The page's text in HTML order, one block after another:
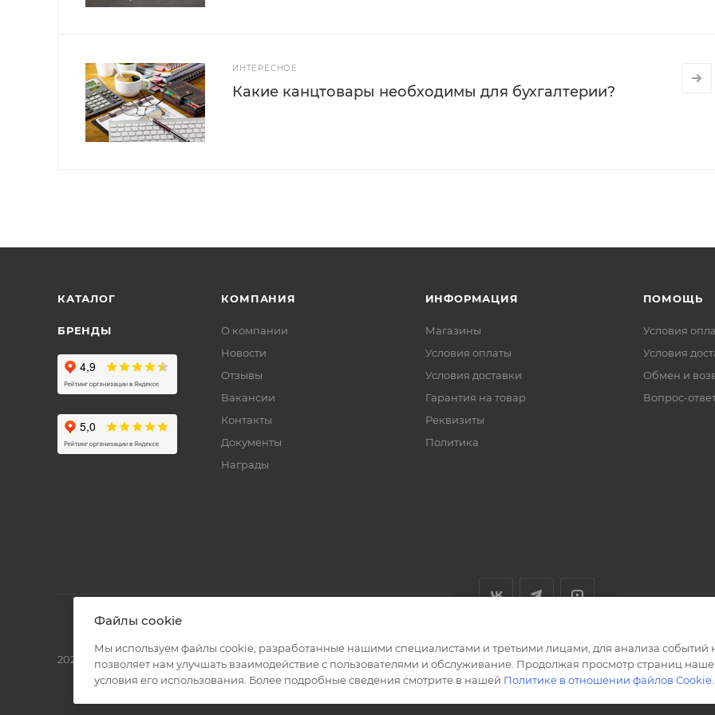
ИНТЕРЕСНОЕ
Какие канцтовары необходимы для бухгалтерии?
КАТАЛОГ
БРЕНДЫ
КОМПАНИЯ
О компании
Новости
Отзывы
Вакансии
Контакты
Документы
Награды
ИНФОРМАЦИЯ
Магазины
Условия оплаты
Условия доставки
Гарантия на товар
Реквизиты
Политика
ПОМОЩЬ
Условия
Условия
Обмен и
Вопрос-
2026 © Полиграф кит - интернет-магазин
Файлы cookie
Мы используем файлы cookie, разработанные нашими специалистами и третьими лицами, для анализа событий
позволяет нам улучшать взаимодействие с пользователями и обслуживание. Продолжая просмотр страниц
условия его использования. Более подробные сведения смотрите в нашей Политике в отношении файлов Cookie